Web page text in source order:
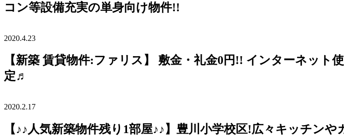
コン等設備充実の単身向け物件!!
2020.4.23
【新築 賃貸物件:ファリス】 敷金・礼金0円!! インターネット
定♬
2020.2.17
【♪♪人気新築物件残り1部屋♪♪】豊川小学校区!広々キッチン